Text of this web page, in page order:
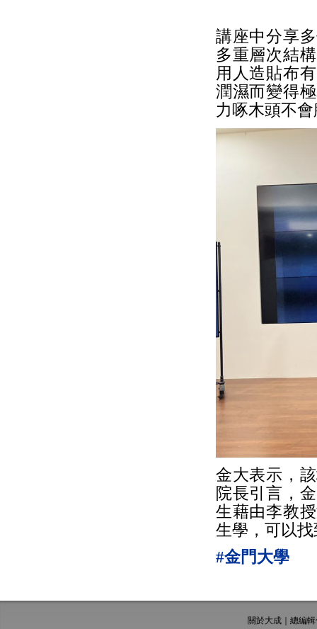
講座中分享
多重層次結
用人造貼布
潤濕而變得
力啄木頭不
金大表示，
院長引言，
生藉由李教
生學，可以
#金門大學